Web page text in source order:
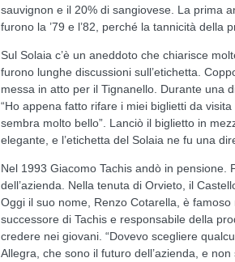
sauvignon e il 20% di sangiovese. La prima
furono la ’79 e l’82, perché la tannicità della
Sul Solaia c’è un aneddoto che chiarisce
furono lunghe discussioni sull’etichetta.
messa in atto per il Tignanello. Durante una
“Ho appena fatto rifare i miei biglietti da
sembra molto bello”. Lanciò il biglietto in
elegante, e l’etichetta del Solaia ne fu una
Nel 1993 Giacomo Tachis andò in
dell’azienda. Nella tenuta di Orvieto, il
Oggi il suo nome, Renzo Cotarella, è
successore di Tachis e responsabile della
credere nei giovani. “Dovevo scegliere
Allegra, che sono il futuro dell’azienda, e